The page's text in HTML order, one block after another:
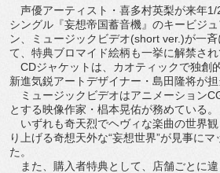
声優アーティスト・喜多村英梨が来年1/
シングル『妄想帝国蓄音機』のキービジ
ン、ミュージックビデオ(short ver.)が一
て、特典ブロマイド絵柄も一挙に解禁され
CDジャケットは、カオティックで独創
新進気鋭アートデザイナー・島田隆将が担
ミュージックビデオはアニメーション
とする映像作家・椙本晃佑が務めている。
いずれも奇天烈でヘヴィな楽曲の世界
り上げる奇想天外な“妄想世界”が見事に
た。
また、購入者特典として、店舗ごとに